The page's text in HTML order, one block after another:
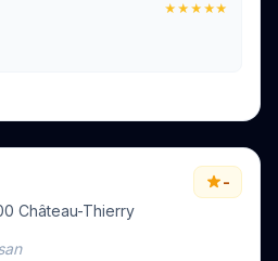
★★★★★
Château-Thierry
-